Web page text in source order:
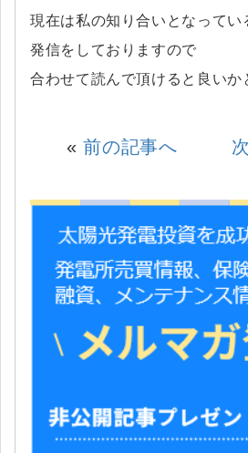
現在は私の知り合いとなってい
発信をしておりますので
合わせて読んで頂けると良いか
«前の記事へ